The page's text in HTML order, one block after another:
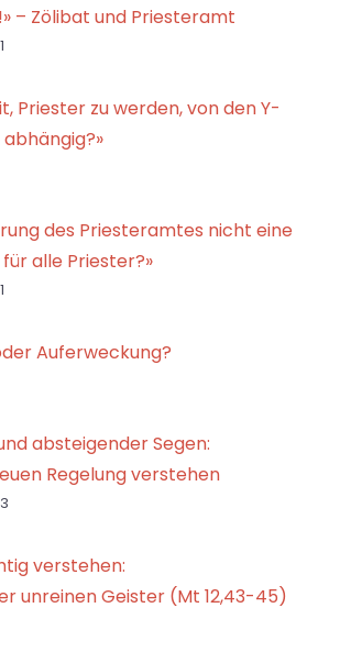
– Zölibat und Priesteramt
Priester zu werden, von den Y-
des Priesteramtes nicht eine
alle Priester?»
Auferweckung?
absteigender Segen:
Regelung verstehen
verstehen:
unreinen Geister (Mt 12,43-45)